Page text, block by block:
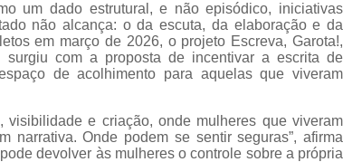
um dado estrutural, e não episódico, iniciativas
não alcança: o da escuta, da elaboração e da
em março de 2026, o projeto Escreva, Garota!,
com a proposta de incentivar a escrita de
de acolhimento para aquelas que viveram
visibilidade e criação, onde mulheres que viveram
narrativa. Onde podem se sentir seguras”, afirma
devolver às mulheres o controle sobre a própria